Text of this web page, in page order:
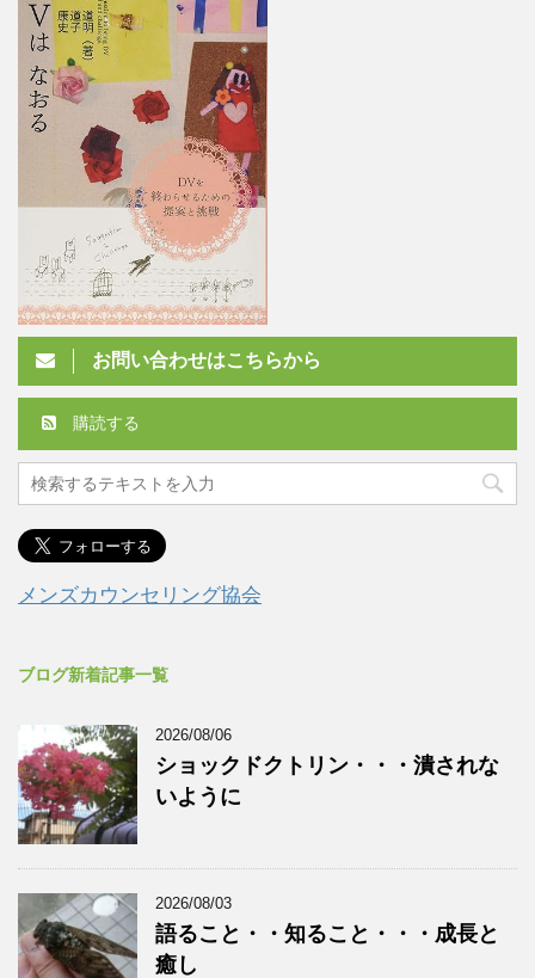
お問い合わせはこちらから
購読する
メンズカウンセリング協会
ブログ新着記事一覧
2026/08/06
ショックドクトリン・・・潰されな
いように
2026/08/03
語ること・・知ること・・・成長と
癒し